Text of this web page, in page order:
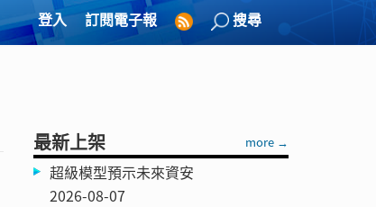
登入 訂閱電子報 搜尋
最新上架 more →
超級模型預示未來資安
2026-08-07